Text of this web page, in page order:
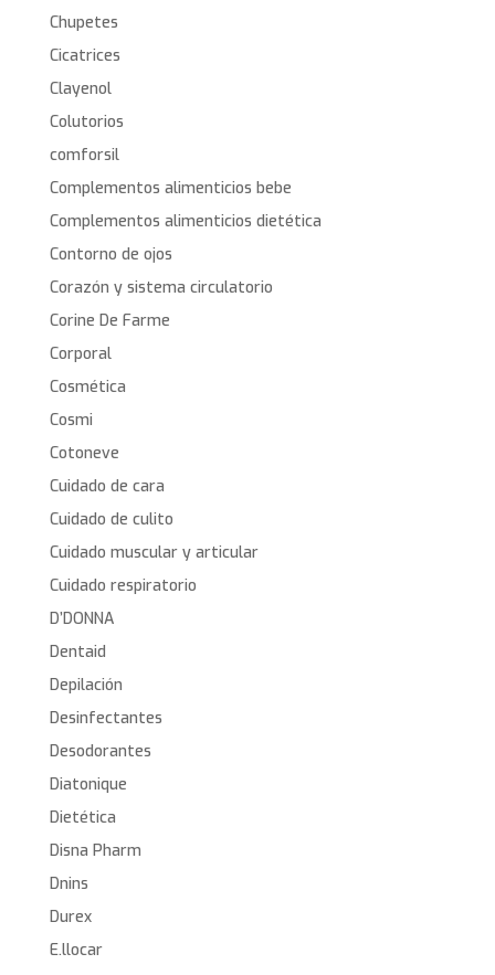
Chupetes
Cicatrices
Clayenol
Colutorios
comforsil
Complementos alimenticios bebe
Complementos alimenticios dietética
Contorno de ojos
Corazón y sistema circulatorio
Corine De Farme
Corporal
Cosmética
Cosmi
Cotoneve
Cuidado de cara
Cuidado de culito
Cuidado muscular y articular
Cuidado respiratorio
D’DONNA
Dentaid
Depilación
Desinfectantes
Desodorantes
Diatonique
Dietética
Disna Pharm
Dnins
Durex
E.llocar